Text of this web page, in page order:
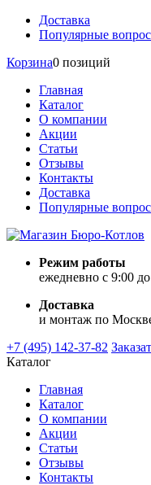
Доставка
Популярные
Корзина0 позиций
Главная
Каталог
О компании
Акции
Статьи
Отзывы
Контакты
Доставка
Популярные
Режим работы
ежедневно с 9:00
Доставка
и монтаж по
+7 (495) 142-37-82
Каталог
Главная
Каталог
О компании
Акции
Статьи
Отзывы
Контакты